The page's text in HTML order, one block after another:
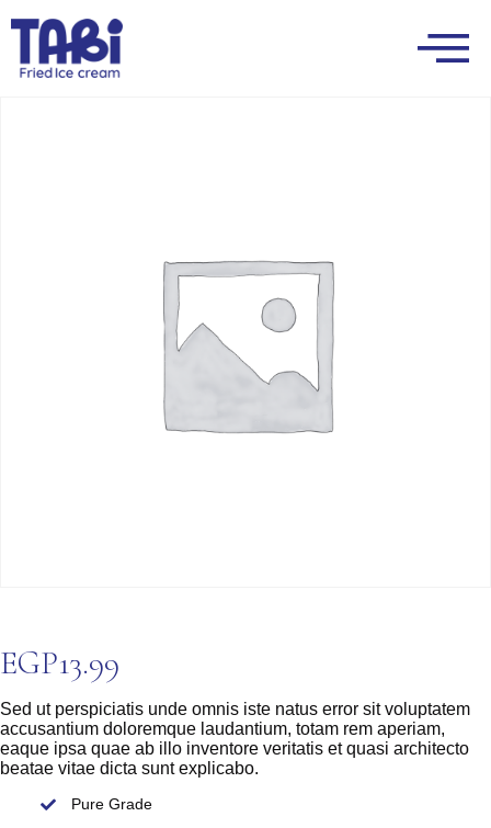
EGP13.99
Sed ut perspiciatis unde omnis iste natus error sit voluptatem
accusantium doloremque laudantium, totam rem aperiam,
eaque ipsa quae ab illo inventore veritatis et quasi architecto
beatae vitae dicta sunt explicabo.
Pure Grade